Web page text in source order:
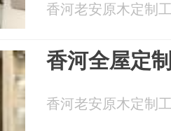
香河老安原木定制
香河全屋定
香河老安原木定制